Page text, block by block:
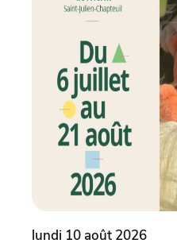
lundi 10 août 2026